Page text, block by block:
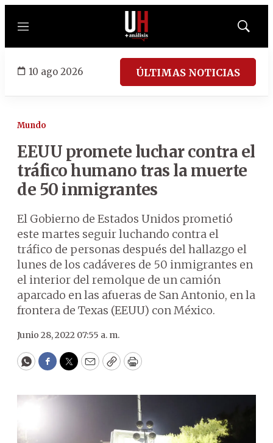
Menú
Mostrar
10 ago 2026 ÚLTIMAS NOTICIAS
Mundo
EEUU promete luchar contra el
tráfico humano tras la muerte
de 50 inmigrantes
El Gobierno de Estados Unidos prometió
este martes seguir luchando contra el
tráfico de personas después del hallazgo el
lunes de los cadáveres de 50 inmigrantes en
el interior del remolque de un camión
aparcado en las afueras de San Antonio, en la
frontera de Texas (EEUU) con México.
Junio 28, 2022 07:55 a. m.
WhatsApp
Facebook
Twitter
EmailCopyPrint